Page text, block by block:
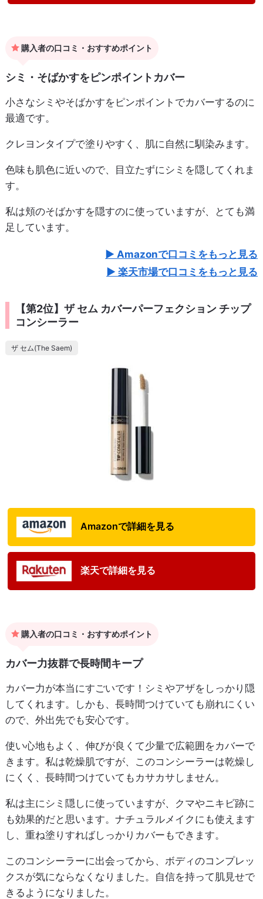
購入者の口コミ・おすすめポイント
シミ・そばかすをピンポイントカバー
小さなシミやそばかすをピンポイントでカバーするのに
最適です。
クレヨンタイプで塗りやすく、肌に自然に馴染みます。
色味も肌色に近いので、目立たずにシミを隠してくれま
す。
私は頬のそばかすを隠すのに使っていますが、とても満
足しています。
Amazonで口コミをもっと見る
楽天市場で口コミをもっと見る
【第2位】ザ セム カバーパーフェクション チップ
コンシーラー
ザ セム(The Saem)
Amazonで詳細を見る
楽天で詳細を見る
購入者の口コミ・おすすめポイント
カバー力抜群で長時間キープ
カバー力が本当にすごいです！シミやアザをしっかり隠
してくれます。しかも、長時間つけていても崩れにくい
ので、外出先でも安心です。
使い心地もよく、伸びが良くて少量で広範囲をカバーで
きます。私は乾燥肌ですが、このコンシーラーは乾燥し
にくく、長時間つけていてもカサカサしません。
私は主にシミ隠しに使っていますが、クマやニキビ跡に
も効果的だと思います。ナチュラルメイクにも使えます
し、重ね塗りすればしっかりカバーもできます。
このコンシーラーに出会ってから、ボディのコンプレッ
クスが気にならなくなりました。自信を持って肌見せで
きるようになりました。